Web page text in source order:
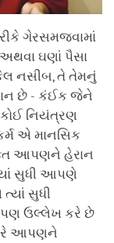
ગેરસમજવામાં
ઘણાં પૈસા
નસીબ, તે તેમનું
છે - કંઈક જેને
નિયંત્રણ
એ માનસિક
આપણને હેરાન
સુધી આપણે
સુધી
પણ ઉલ્લેખ કરે છે
આપણને